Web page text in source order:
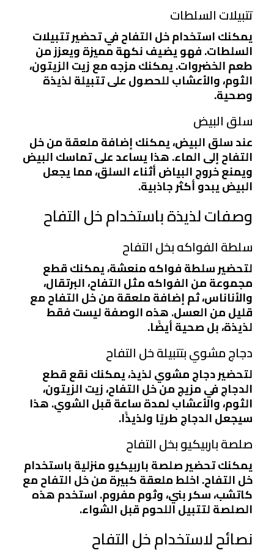
تتبيلات السلطات
يمكنك استخدام خل التفاح في تحضير تتبيلات
السلطات. فهو يضيف نكهة مميزة ويعزز من
طعم الخضروات. يمكنك مزجه مع زيت الزيتون،
الثوم، والأعشاب للحصول على تتبيلة لذيذة
وصحية.
سلق البيض
عند سلق البيض، يمكنك إضافة ملعقة من خل
التفاح إلى الماء. هذا يساعد على تماسك البيض
ويمنع خروج البياض أثناء السلق، مما يجعل
البيض يبدو أكثر جاذبية.
وصفات لذيذة باستخدام خل التفاح
سلطة الفواكه بخل التفاح
لتحضير سلطة فواكه منعشة، يمكنك قطع
مجموعة من الفواكه مثل التفاح، البرتقال،
والأناناس، ثم إضافة ملعقة من خل التفاح مع
قليل من العسل. هذه الوصفة ليست فقط
لذيذة، بل صحية أيضًا.
دجاج مشوي بتتبيلة خل التفاح
لتحضير دجاج مشوي لذيذ، يمكنك نقع قطع
الدجاج في مزيج من خل التفاح، زيت الزيتون،
الثوم، والأعشاب لمدة ساعة قبل الشوي. هذا
سيجعل الدجاج طريًا ولذيذًا.
صلصة باربيكيو بخل التفاح
يمكنك تحضير صلصة باربيكيو منزلية باستخدام
خل التفاح. اخلط ملعقة كبيرة من خل التفاح مع
كاتشب، سكر بني، وثوم مفروم. استخدم هذه
الصلصة لتتبيل اللحوم قبل الشواء.
نصائح لاستخدام خل التفاح